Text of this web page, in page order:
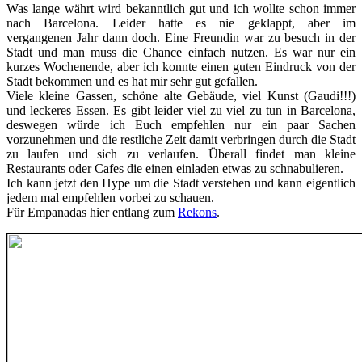
Was lange währt wird bekanntlich gut und ich wollte schon immer
nach Barcelona. Leider hatte es nie geklappt, aber im
vergangenen Jahr dann doch. Eine Freundin war zu besuch in der
Stadt und man muss die Chance einfach nutzen. Es war nur ein
kurzes Wochenende, aber ich konnte einen guten Eindruck von der
Stadt bekommen und es hat mir sehr gut gefallen.
Viele kleine Gassen, schöne alte Gebäude, viel Kunst (Gaudi!!!)
und leckeres Essen. Es gibt leider viel zu viel zu tun in Barcelona,
deswegen würde ich Euch empfehlen nur ein paar Sachen
vorzunehmen und die restliche Zeit damit verbringen durch die Stadt
zu laufen und sich zu verlaufen. Überall findet man kleine
Restaurants oder Cafes die einen einladen etwas zu schnabulieren.
Ich kann jetzt den Hype um die Stadt verstehen und kann eigentlich
jedem mal empfehlen vorbei zu schauen.
Für Empanadas hier entlang zum Rekons.